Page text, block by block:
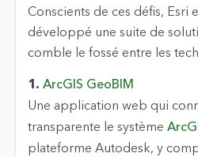
Conscients de ces défis, Esri
développé une suite de
comble le fossé entre les
1. ArcGIS GeoBIM
Une application web qui
transparente le système
plateforme Autodesk, y